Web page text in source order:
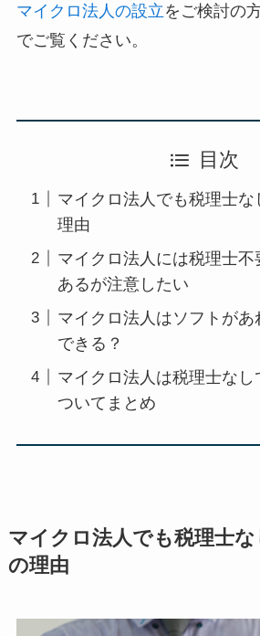
マイクロ法人の設立をご検討の
でご覧ください。
目次
マイクロ法人でも税理士
理由
マイクロ法人には税理士
あるが注意したい
マイクロ法人はソフトが
できる？
マイクロ法人は税理士なし
ついてまとめ
マイクロ法人でも税理士
の理由